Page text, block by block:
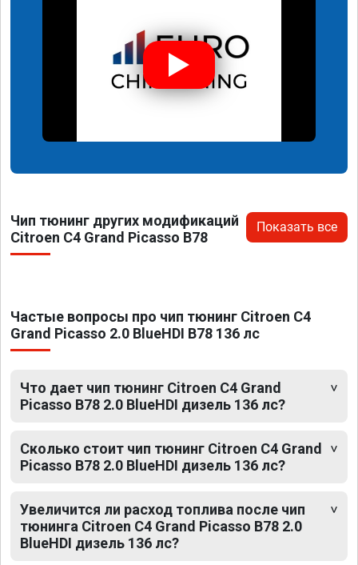
Чип тюнинг других модификаций
Citroen C4 Grand Picasso B78
Показать все
Частые вопросы про чип тюнинг Citroen C4
Grand Picasso 2.0 BlueHDI B78 136 лс
Что дает чип тюнинг Citroen C4 Grand
Picasso B78 2.0 BlueHDI дизель 136 лс?
Сколько стоит чип тюнинг Citroen C4 Grand
Picasso B78 2.0 BlueHDI дизель 136 лс?
Увеличится ли расход топлива после чип
тюнинга Citroen C4 Grand Picasso B78 2.0
BlueHDI дизель 136 лс?